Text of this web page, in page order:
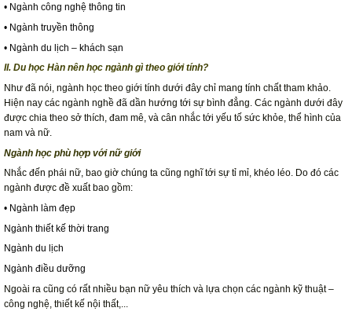
• Ngành công nghệ thông tin
• Ngành truyền thông
• Ngành du lịch – khách sạn
II. Du học Hàn nên học ngành gì theo giới tính?
Như đã nói, ngành học theo giới tính dưới đây chỉ mang tính chất tham khảo.
Hiện nay các ngành nghề đã dần hướng tới sự bình đẳng. Các ngành dưới đây
được chia theo sở thích, đam mê, và cân nhắc tới yếu tố sức khỏe, thể hình của
nam và nữ.
Ngành học phù hợp với nữ giới
Nhắc đến phái nữ, bao giờ chúng ta cũng nghĩ tới sự tỉ mỉ, khéo léo. Do đó các
ngành được đề xuất bao gồm:
• Ngành làm đẹp
Ngành thiết kế thời trang
Ngành du lịch
Ngành điều dưỡng
Ngoài ra cũng có rất nhiều bạn nữ yêu thích và lựa chọn các ngành kỹ thuật –
công nghệ, thiết kế nội thất,...